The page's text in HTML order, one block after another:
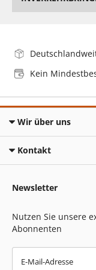
Kein
Wir über uns
Kontakt
Newsletter
Nutzen Sie unsere
Abonnenten
E-Mail-Adresse